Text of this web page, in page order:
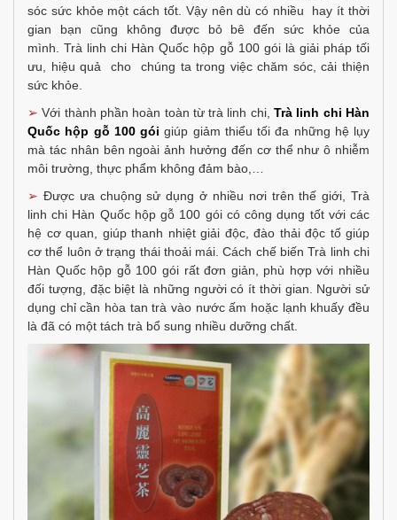
sóc sức khỏe một cách tốt. Vậy nên dù có nhiều hay ít thời
gian bạn cũng không được bỏ bê đến sức khỏe của
mình. Trà linh chi Hàn Quốc hộp gỗ 100 gói là giải pháp tối
ưu, hiệu quả cho chúng ta trong việc chăm sóc, cải thiện
sức khỏe.
➢Với thành phần hoàn toàn từ trà linh chi,Trà linh chi Hàn
Quốc hộp gỗ 100 gói giúp giảm thiểu tối đa những hệ lụy
mà tác nhân bên ngoài ảnh hưởng đến cơ thể như ô nhiễm
môi trường, thực phẩm không đảm bào,…
➢ Được ưa chuộng sử dụng ở nhiều nơi trên thế giới, Trà
linh chi Hàn Quốc hộp gỗ 100 gói có công dụng tốt với các
hệ cơ quan, giúp thanh nhiệt giải độc, đào thải độc tố giúp
cơ thể luôn ở trạng thái thoải mái. Cách chế biến Trà linh chi
Hàn Quốc hộp gỗ 100 gói rất đơn giản, phù hợp với nhiều
đối tượng, đặc biệt là những người có ít thời gian. Người sử
dụng chỉ cần hòa tan trà vào nước ấm hoặc lạnh khuấy đều
là đã có một tách trà bổ sung nhiều dưỡng chất.